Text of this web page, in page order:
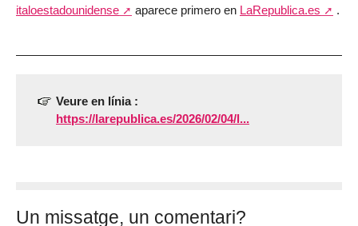
italoestadounidense
aparece primero en LaRepublica.es .
Veure en línia :
https://larepublica.es/2026/02/04/l...
Un missatge, un comentari?